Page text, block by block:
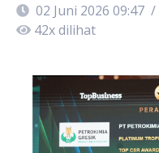
02 Juni 2026 09:47 /
42x dilihat